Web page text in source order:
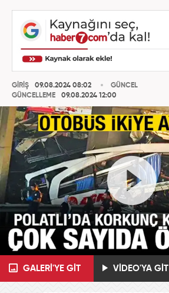
GİRİŞ
09.08.2024 08:02
GÜNCELLEME
09.08.2024 12:00
GÜNCEL
GALERİ'YE GİT VİDEO'YA GİT